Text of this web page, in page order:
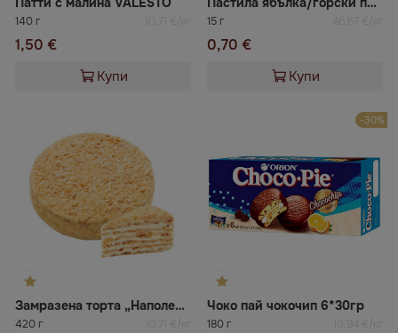
140 г 10,71 €/кг
1,50 €
Купи
15 г 46,67 €/кг
0,70 €
Купи
Замразена торта „Наполеон“ ВАЦАК
420 г 10,71 €/кг
-30%
Чоко пай чокочип 6*30гр
180 г 10,94 €/кг